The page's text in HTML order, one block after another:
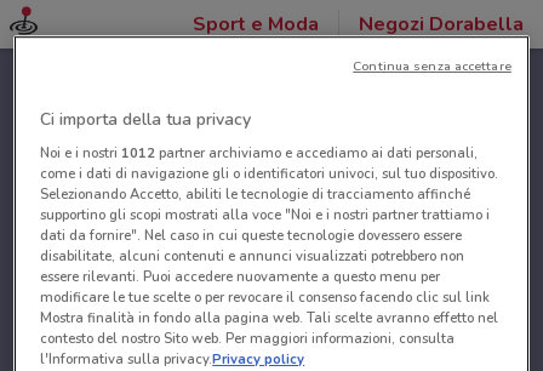
Sport e Moda Negozi Dorabella
Ci importa della tua privacy
Noi e i nostri 1012partner archiviamo e accediamo ai dati personali,
come i dati di navigazione gli o identificatori univoci, sul tuo dispositivo.
Selezionando Accetto, abiliti le tecnologie di tracciamento affinché
supportino gli scopi mostrati alla voce "Noi e i nostri partner trattiamo i
dati da fornire". Nel caso in cui queste tecnologie dovessero essere
disabilitate, alcuni contenuti e annunci visualizzati potrebbero non
essere rilevanti. Puoi accedere nuovamente a questo menu per
modificare le tue scelte o per revocare il consenso facendo clic sul link
Mostra finalità in fondo alla pagina web. Tali scelte avranno effetto nel
contesto del nostro Sito web. Per maggiori informazioni, consulta
l'Informativa sulla privacy.Privacy policy
Continua senza accettare